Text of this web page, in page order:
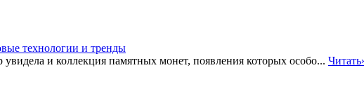
и коллекция памятных монет, появления которых особо...